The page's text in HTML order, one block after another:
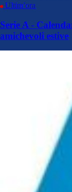
Ultim’ora
Serie A -
amichevoli estive